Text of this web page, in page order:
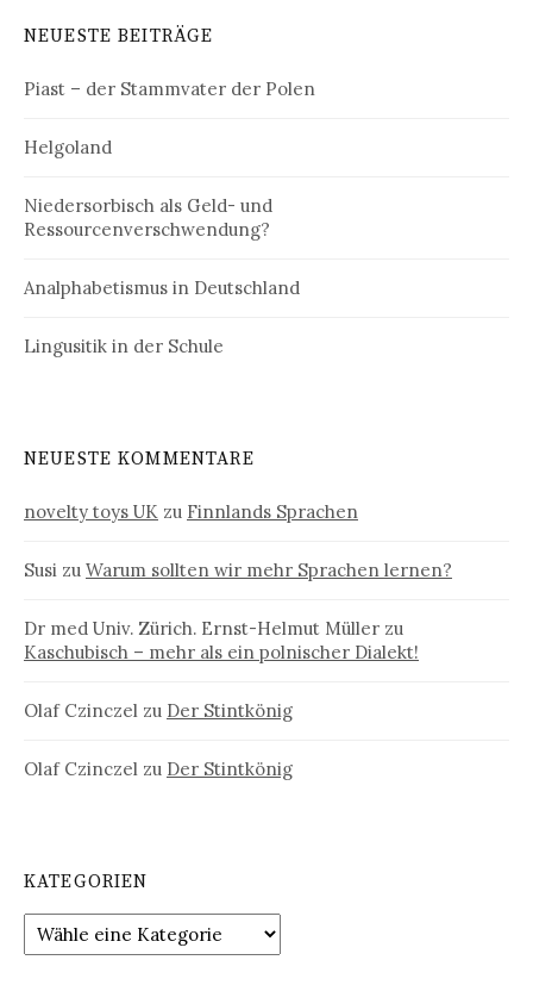
NEUESTE BEITRÄGE
Piast – der Stammvater der Polen
Helgoland
Niedersorbisch als Geld- und
Ressourcenverschwendung?
Analphabetismus in Deutschland
Lingusitik in der Schule
NEUESTE KOMMENTARE
novelty toys UK zu Finnlands Sprachen
Susi zu Warum sollten wir mehr Sprachen lernen?
Dr med Univ. Zürich. Ernst-Helmut Müller zu
Kaschubisch – mehr als ein polnischer Dialekt!
Olaf Czinczel zu Der Stintkönig
Olaf Czinczel zu Der Stintkönig
KATEGORIEN